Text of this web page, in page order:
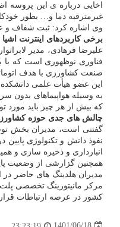
اخایی درباره ی این
غیرمترقبه دما و… بطور
وی اشاره کرد: ثبت شفاف و
برخی کاربردهای اینترنت
علیرضا فرهادی، مدیر
صنعت کشاورزی با هدف
این عضو هیأت علمی
که بیش از هر چیز باید مورد
چالش های جدی حوزه
گفتنی است، مدیران بخش
نفوذ دانش و تکنولوژی
انبارداری و ذخیره سازی و
همچنین گزارشی از وضعیت
مدیران هلدینگ های حاضر
مرکز مانیتورینگ تخصصی پلت
کشور در عرصه ارتباطات قرار